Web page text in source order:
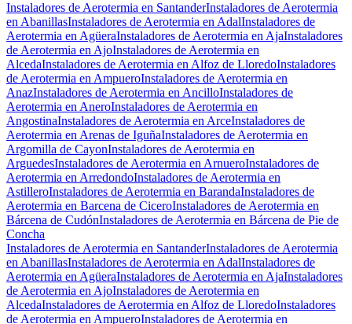
Instaladores de Aerotermia en SantanderInstaladores de Aerotermia
en AbanillasInstaladores de Aerotermia en AdalInstaladores de
Aerotermia en AgüeraInstaladores de Aerotermia en AjaInstaladores
de Aerotermia en AjoInstaladores de Aerotermia en
AlcedaInstaladores de Aerotermia en Alfoz de LloredoInstaladores
de Aerotermia en AmpueroInstaladores de Aerotermia en
AnazInstaladores de Aerotermia en AncilloInstaladores de
Aerotermia en AneroInstaladores de Aerotermia en
AngostinaInstaladores de Aerotermia en ArceInstaladores de
Aerotermia en Arenas de IguñaInstaladores de Aerotermia en
Argomilla de CayonInstaladores de Aerotermia en
ArguedesInstaladores de Aerotermia en ArnueroInstaladores de
Aerotermia en ArredondoInstaladores de Aerotermia en
AstilleroInstaladores de Aerotermia en BarandaInstaladores de
Aerotermia en Barcena de CiceroInstaladores de Aerotermia en
Bárcena de CudónInstaladores de Aerotermia en Bárcena de Pie de
Concha
Instaladores de Aerotermia en SantanderInstaladores de Aerotermia
en AbanillasInstaladores de Aerotermia en AdalInstaladores de
Aerotermia en AgüeraInstaladores de Aerotermia en AjaInstaladores
de Aerotermia en AjoInstaladores de Aerotermia en
AlcedaInstaladores de Aerotermia en Alfoz de LloredoInstaladores
de Aerotermia en AmpueroInstaladores de Aerotermia en